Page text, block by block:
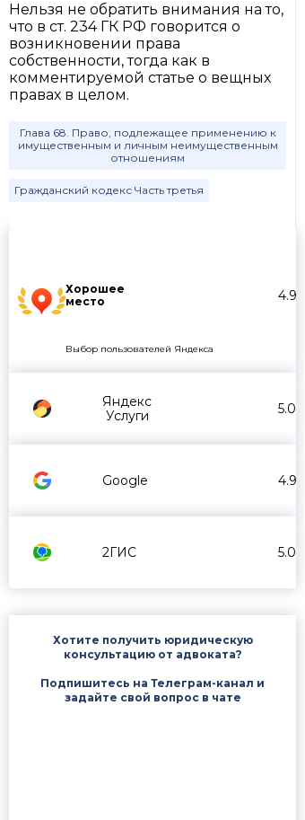
Хорошее
место
4.9
Выбор пользователей Яндекса
Яндекс
Услуги
5.0
Google 4.9
2ГИС 5.0
Хотите получить юридическую
консультацию от адвоката?
Подпишитесь на Телеграм-канал и
задайте свой вопрос в чате
Нельзя не обратить внимания на то,
что в ст. 234 ГК РФ говорится о
возникновении права
собственности, тогда как в
комментируемой статье о вещных
правах в целом.
Глава 68. Право, подлежащее применению к
имущественным и личным неимущественным
отношениям
Гражданский кодекс Часть третья